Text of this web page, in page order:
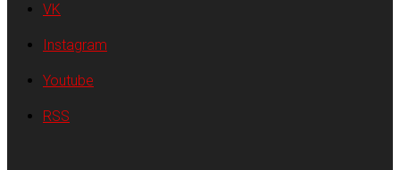
VK
Instagram
Youtube
RSS